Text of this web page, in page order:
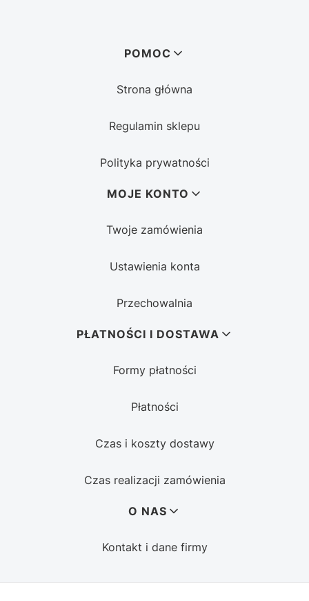
POMOC
Strona główna
Regulamin sklepu
Polityka prywatności
MOJE KONTO
Twoje zamówienia
Ustawienia konta
Przechowalnia
PŁATNOŚCI I DOSTAWA
Formy płatności
Płatności
Czas i koszty dostawy
Czas realizacji zamówienia
O NAS
Kontakt i dane firmy